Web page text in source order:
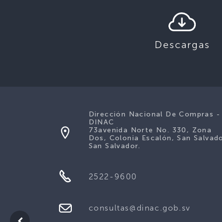
Descargas
Dirección Nacional De Compras -
DINAC
73avenida Norte No. 330, Zona
Dos, Colonia Escalón, San
San Salvador.
2522-9600
consultas@dinac.gob.sv